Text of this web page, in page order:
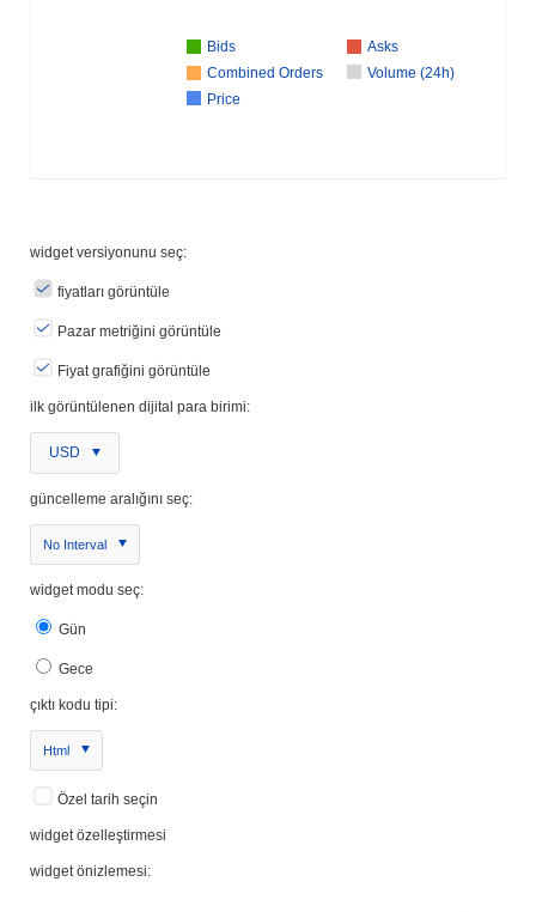
Bids
Asks
Combined Orders
Volume (24h)
Price
widget versiyonunu seç:
fiyatları görüntüle
Pazar metriğini görüntüle
Fiyat grafiğini görüntüle
ilk görüntülenen dijital para birimi:
USD
güncelleme aralığını seç:
No Interval
widget modu seç:
Gün
Gece
çıktı kodu tipi:
Html
Özel tarih seçin
widget özelleştirmesi
widget önizlemesi: